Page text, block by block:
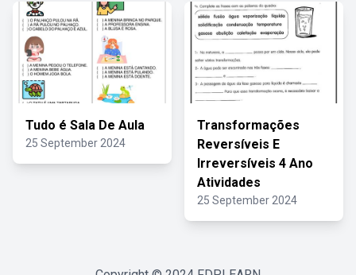
Tudo é Sala De Aula
25 September 2024
Transformações
Reversíveis E
Irreversíveis 4 Ano
Atividades
25 September 2024